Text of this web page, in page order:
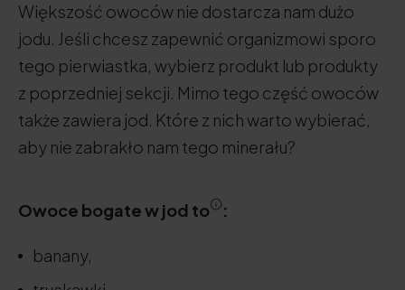
Większość owoców nie dostarcza nam dużo
jodu. Jeśli chcesz zapewnić organizmowi sporo
tego pierwiastka, wybierz produkt lub produkty
z poprzedniej sekcji. Mimo tego część owoców
także zawiera jod. Które z nich warto wybierać,
aby nie zabrakło nam tego minerału?
Owoce bogate w jod to :
banany,